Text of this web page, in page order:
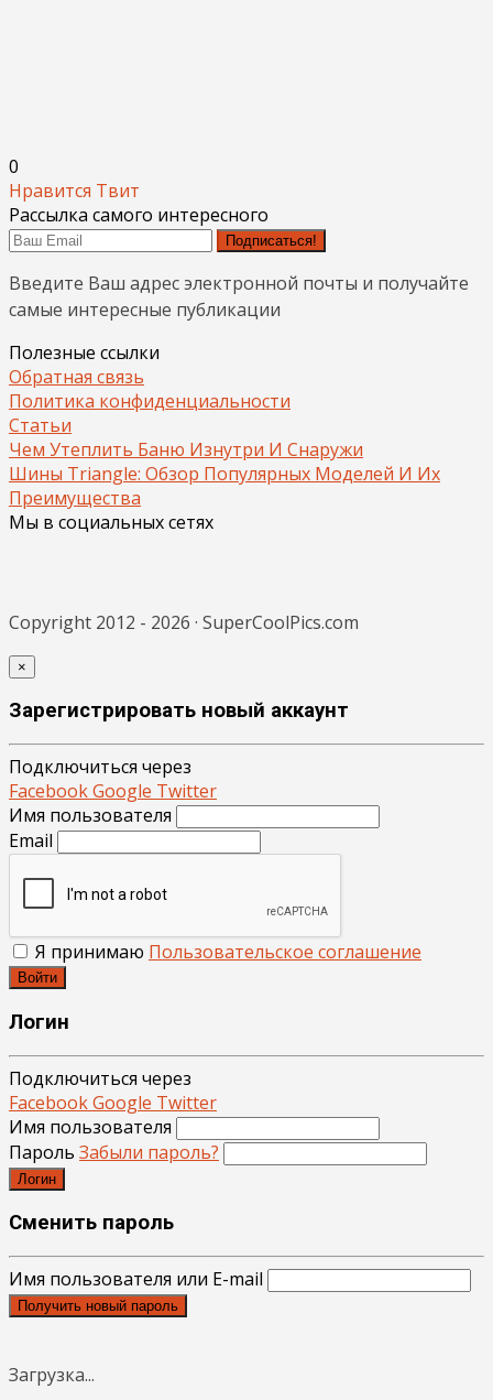
0
Нравится Твит
Рассылка самого интересного
Подписаться!
Введите Ваш адрес электронной почты и получайте
самые интересные публикации
Полезные ссылки
Обратная связь
Политика конфиденциальности
Статьи
Чем Утеплить Баню Изнутри И Снаружи
Шины Triangle: Обзор Популярных Моделей И Их
Преимущества
Мы в социальных сетях
Copyright 2012 - 2026 · SuperCoolPics.com
×
Зарегистрировать новый аккаунт
Подключиться через
FacebookGoogle Twitter
Имя пользователя
Email
Я принимаю Пользовательское соглашение
Войти
Логин
Подключиться через
FacebookGoogle Twitter
Имя пользователя
Пароль Забыли пароль?
Логин
Сменить пароль
Имя пользователя или E-mail
Получить новый пароль
Загрузка...